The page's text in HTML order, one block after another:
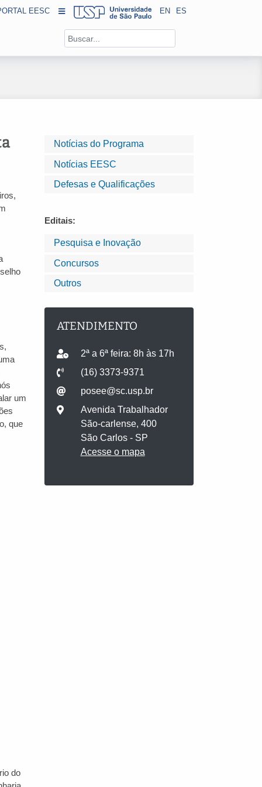
EESC EN ES
Notícias do Programa
Notícias EESC
Defesas e Qualificações
Editais:
Pesquisa e Inovação
Concursos
Outros
ATENDIMENTO
2ª a 6ª feira: 8h às 17h
(16) 3373-9371
posee@sc.usp.br
Avenida Trabalhador
São-carlense, 400
São Carlos - SP
Acesse o mapa
um
que
do